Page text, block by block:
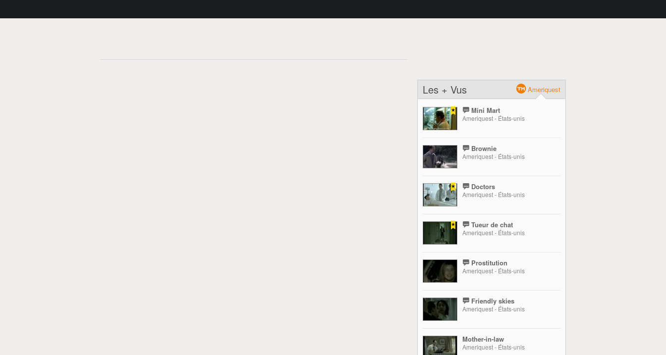
Les + Vus Ameriquest
Mini Mart
Ameriquest - États-unis
Brownie
Ameriquest - États-unis
Doctors
Ameriquest - États-unis
Tueur de chat
Ameriquest - États-unis
Prostitution
Ameriquest - États-unis
Friendly skies
Ameriquest - États-unis
Mother-in-law
Ameriquest - États-unis